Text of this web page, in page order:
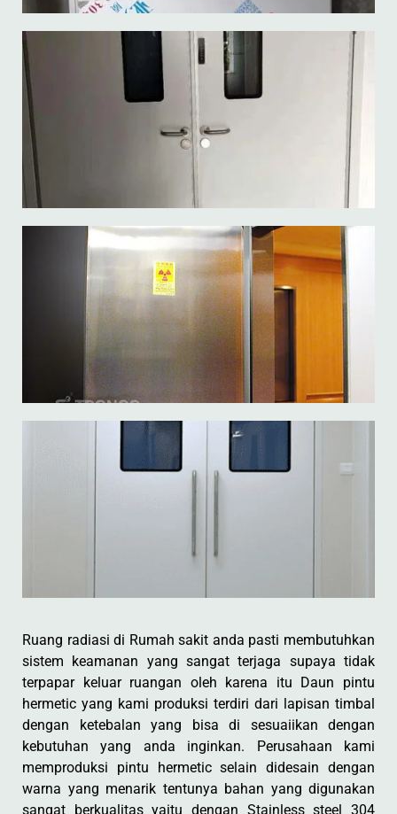
Ruang radiasi di Rumah sakit anda pasti membutuhkan
sistem keamanan yang sangat terjaga supaya tidak
terpapar keluar ruangan oleh karena itu Daun pintu
hermetic yang kami produksi terdiri dari lapisan timbal
dengan ketebalan yang bisa di sesuaiikan dengan
kebutuhan yang anda inginkan. Perusahaan kami
memproduksi pintu hermetic selain didesain dengan
warna yang menarik tentunya bahan yang digunakan
sangat berkualitas yaitu dengan Stainless steel 304